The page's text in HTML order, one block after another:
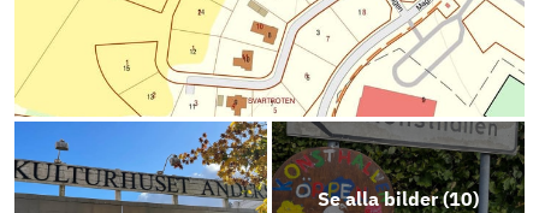
Se alla bilder (10)